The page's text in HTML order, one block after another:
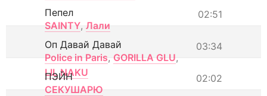
02:51
Пепел
SAINTY, Лали
03:34
Оп Давай Давай
Police in Paris, GORILLA GLU,
LIL NAKU
02:02
ПЭЙН
СЕКУШАРЮ